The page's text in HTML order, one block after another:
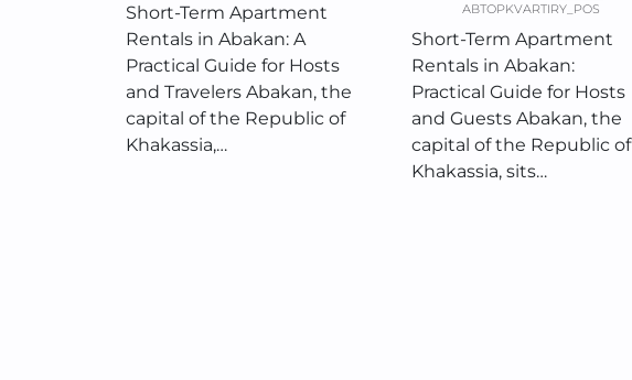
Short-Term Apartment
Rentals in Abakan: A
Practical Guide for Hosts
and Travelers Abakan, the
capital of the Republic of
Khakassia,…
АВТОРKVARTIRY_POS
Short-Term Apartment
Rentals in Abakan:
Practical Guide for Hosts
and Guests Abakan, the
capital of the Republic of
Khakassia, sits…